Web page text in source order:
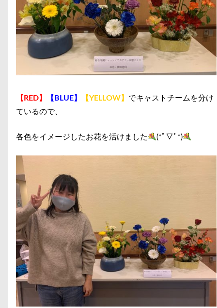
【RED】 【BLUE】 【YELLOW】 でキャストチームを分け
ているので、
各色をイメージしたお花を活けました (*ﾟ▽ﾟ*)